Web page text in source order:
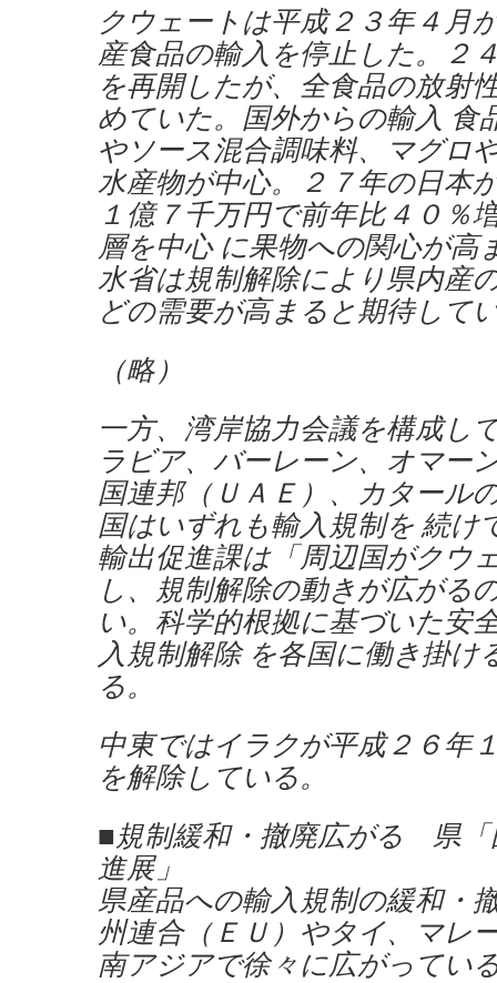
クウェートは平成２３年４月
産食品の輸入を停止した。２
を再開したが、全食品の放射
めていた。国外からの輸入 食
やソース混合調味料、マグロ
水産物が中心。２７年の日本
１億７千万円で前年比４０％
層を中心 に果物への関心が高
水省は規制解除により県内産
どの需要が高まると期待して
（略）
一方、湾岸協力会議を構成し
ラビア、バーレーン、オマー
国連邦（ＵＡＥ）、カタール
国はいずれも輸入規制を 続け
輸出促進課は「周辺国がクウ
し、規制解除の動きが広がる
い。科学的根拠に基づいた安
入規制解除 を各国に働き掛け
る。
中東ではイラクが平成２６年
を解除している。
■規制緩和・撤廃広がる 県「
進展」
県産品への輸入規制の緩和・
州連合（ＥＵ）やタイ、マレ
南アジアで徐々に広がってい